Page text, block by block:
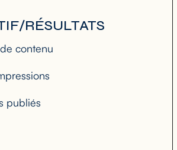
RÉSULTATS
contenu
publiés